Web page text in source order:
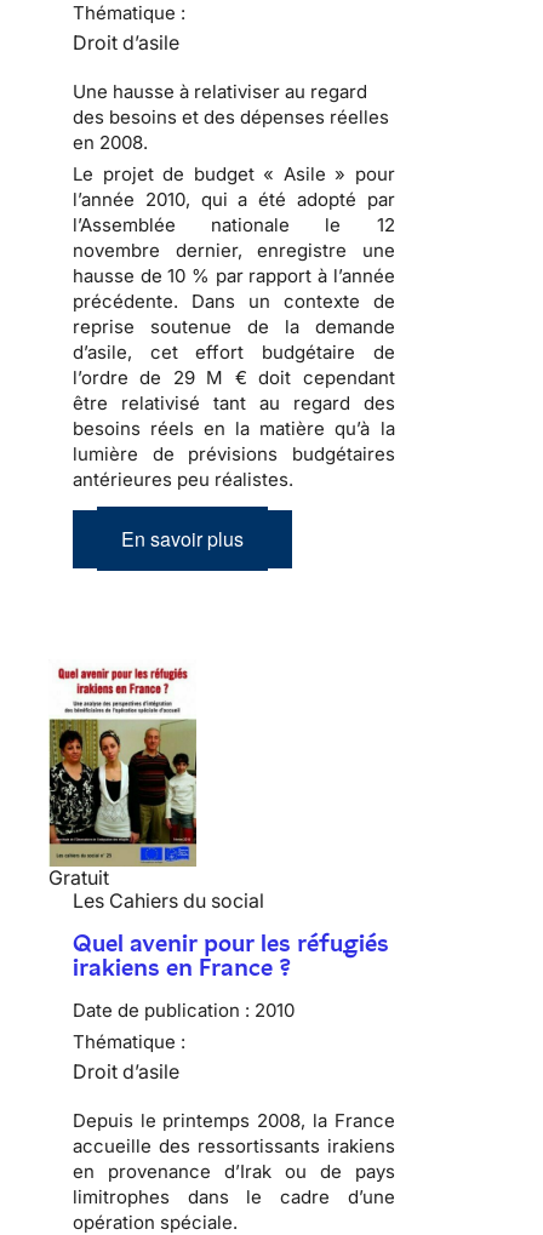
Thématique :
Droit d’asile
Une hausse à relativiser au regard
des besoins et des dépenses réelles
en 2008.
Le projet de budget « Asile » pour
l’année 2010, qui a été adopté par
l’Assemblée nationale le 12
novembre dernier, enregistre une
hausse de 10 % par rapport à l’année
précédente. Dans un contexte de
reprise soutenue de la demande
d’asile, cet effort budgétaire de
l’ordre de 29 M € doit cependant
être relativisé tant au regard des
besoins réels en la matière qu’à la
lumière de prévisions budgétaires
antérieures peu réalistes.
En savoir plus
Gratuit
Les Cahiers du social
Quel avenir pour les réfugiés
irakiens en France ?
Date de publication : 2010
Thématique :
Droit d’asile
Depuis le printemps 2008, la France
accueille des ressortissants irakiens
en provenance d’Irak ou de pays
limitrophes dans le cadre d’une
opération spéciale.